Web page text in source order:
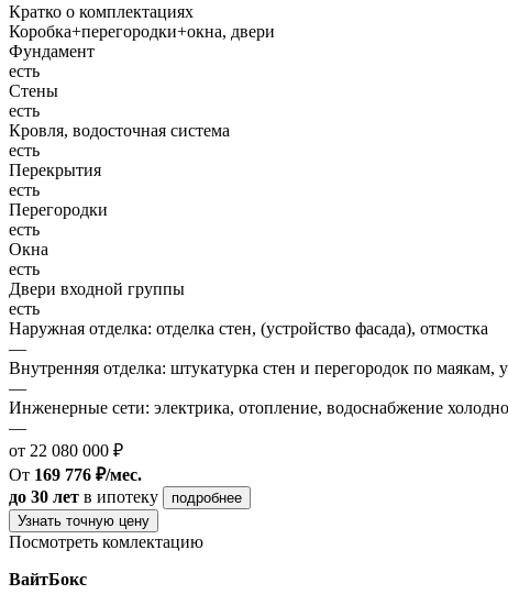
Кратко о комплектациях
Коробка+перегородки+окна, двери
Фундамент
есть
Стены
есть
Кровля, водосточная система
есть
Перекрытия
есть
Перегородки
есть
Окна
есть
Двери входной группы
есть
Наружная отделка: отделка стен, (устройство фасада), отмостка
—
Внутренняя отделка: штукатурка стен и перегородок по маякам,
—
Инженерные сети: электрика, отопление, водоснабжение
—
от 22 080 000 ₽
От 169 776 ₽/мес.
до 30 лет в ипотеку
подробнее
Узнать точную цену
Посмотреть комлектацию
ВайтБокс